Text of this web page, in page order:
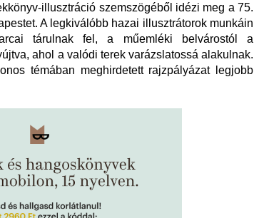
illusztráció szemszögéből idézi meg a 75.
A legkiválóbb hazai illusztrátorok munkáin
tárulnak fel, a műemléki belvárostól a
ahol a valódi terek varázslatossá alakulnak.
témában meghirdetett rajzpályázat legjobb